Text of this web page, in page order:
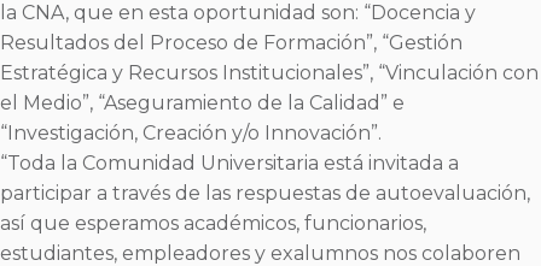
la CNA, que en esta oportunidad son: “Docencia y
Resultados del Proceso de Formación”, “Gestión
Estratégica y Recursos Institucionales”, “Vinculación con
el Medio”, “Aseguramiento de la Calidad” e
“Investigación, Creación y/o Innovación”.
“Toda la Comunidad Universitaria está invitada a
participar a través de las respuestas de autoevaluación,
así que esperamos académicos, funcionarios,
estudiantes, empleadores y exalumnos nos colaboren